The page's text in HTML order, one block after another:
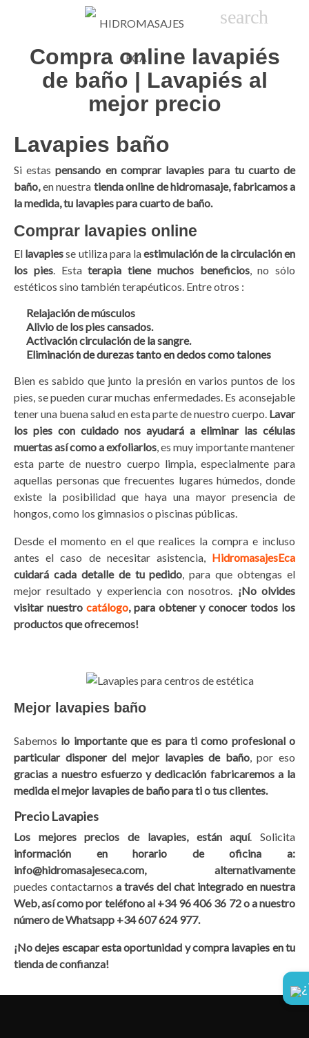
search
Compra online lavapiés
de baño | Lavapiés al
mejor precio
Lavapies baño
Si estaspensando en comprar lavapies para tu cuarto de
baño,en nuestra tienda online de hidromasaje, fabricamos a
la medida, tu lavapies para cuarto de baño.
Comprar lavapies online
El lavapiesse utiliza para laestimulación de la circulación en
los pies. Estaterapia tiene muchos beneficios, no sólo
estéticos sino también terapéuticos. Entre otros :
Relajación de músculos
Alivio de los pies cansados.
Activación circulación de la sangre.
Eliminación de durezas tanto en dedos como talones
Bien es sabido que junto la presión en varios puntos de los
pies, se pueden curar muchas enfermedades. Es aconsejable
tener una buena salud en esta parte de nuestro cuerpo. Lavar
los pies con cuidado nos ayudará a eliminar las células
muertas así como a exfoliarlos, es muy importante mantener
esta parte de nuestro cuerpo limpia, especialmente para
aquellas personas que frecuentes lugares húmedos, donde
existe la posibilidad que haya una mayor presencia de
hongos, como los gimnasios o piscinas públicas.
Desde el momento en el que realices la compra e incluso
antes el caso de necesitar asistencia, HidromasajesEca
cuidará cada detalle de tu pedido, para que obtengas el
mejor resultado y experiencia con nosotros. ¡No olvides
visitar nuestro catálogo, para obtener y conocer todos los
productos que ofrecemos!
Mejor lavapies baño
Sabemos lo importante que es para ti como profesional o
particular disponer del mejor lavapies de baño, por eso
gracias a nuestro esfuerzo y dedicación fabricaremos a la
medida el mejor lavapies de baño para ti o tus clientes.
Precio Lavapies
Los mejores precios de lavapies, están aquí. Solicita
información en horario de oficina a:
info@hidromasajeseca.com, alternativamente
puedes contactarnos a través del chat integrado en nuestra
Web, así como por teléfono al +34 96 406 36 72 o a nuestro
número de Whatsapp +34 607 624 977.
¡No dejes escapar esta oportunidad y compra lavapies en tu
tienda de confianza!